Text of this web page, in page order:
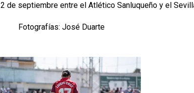
septiembre entre el Atlético Sanluqueño y el
Fotografías: José Duarte